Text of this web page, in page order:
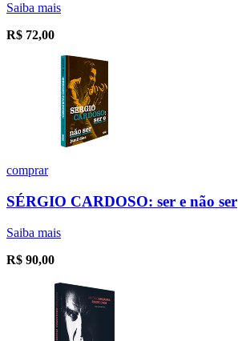
Saiba mais
R$ 72,00
comprar
SÉRGIO CARDOSO: ser e não ser
Saiba mais
R$ 90,00